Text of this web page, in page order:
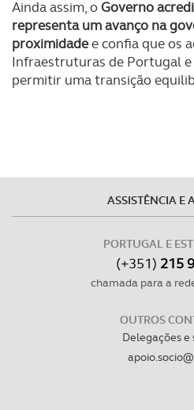
Adicionalmente partilhamos
utilização do nosso site de
parceiros e organizações na
O ACP garantirá que as
tecnologias similares pode ter
disponibilizados.
Consulte a política de cookies
Ainda assim, oGoverno
representa um avanço na
proximidadee confia que os
Infraestruturas de Portugal
permitir uma transição
ASSISTÊNCIA E
PORTUGAL E
(+351) 215
chamada para a
OUTROS
Delegações e